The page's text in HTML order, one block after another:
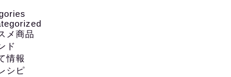
メ商品
ド
情報
シピ